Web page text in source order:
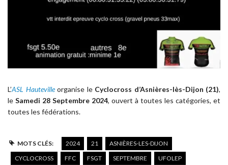
L’ASL Hautevilleorganise le Cyclocross d’Asnières-lès-Dijon (21),
le Samedi 28 Septembre 2024, ouvert à toutes les catégories, et
toutes les fédérations.
MOTS CLÉS: 2024 21
ASNIÈRES-LES-DIJON
CYCLOCROSS
FFC FSGT SEPTEMBRE UFOLEP